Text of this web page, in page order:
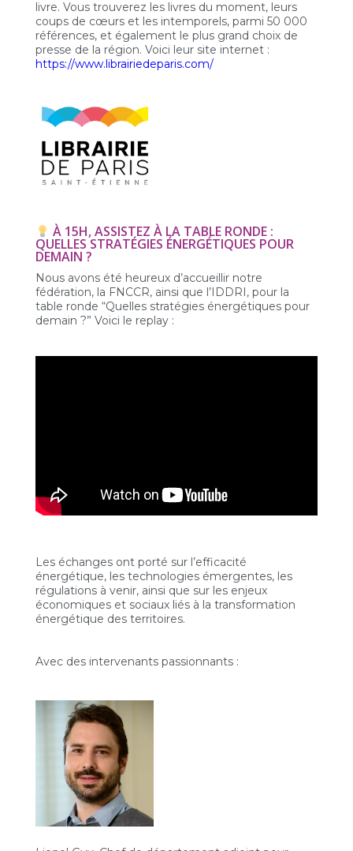
livre. Vous trouverez les livres du moment, leurs
coups de cœurs et les intemporels, parmi 50 000
références, et également le plus grand choix de
presse de la région. Voici leur site internet :
https://www.librairiedeparis.com/
À 15H, ASSISTEZ À LA TABLE RONDE :
QUELLES STRATÉGIES ÉNERGÉTIQUES POUR
DEMAIN ?
Nous avons été heureux d’accueillir notre
fédération, la FNCCR, ainsi que l’IDDRI, pour la
table ronde “Quelles stratégies énergétiques pour
demain ?” Voici le replay :
Les échanges ont porté sur l’efficacité
énergétique, les technologies émergentes, les
régulations à venir, ainsi que sur les enjeux
économiques et sociaux liés à la transformation
énergétique des territoires.
Avec des intervenants passionnants :